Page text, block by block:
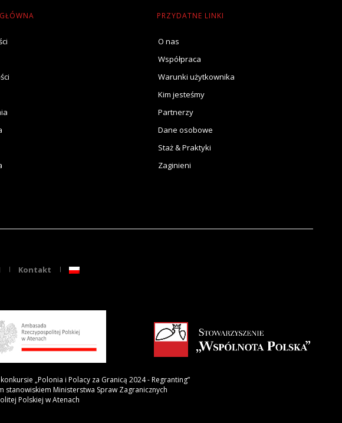
PRZYDATNE LINKI
O nas
Współpraca
Warunki użytkownika
Kim jesteśmy
Partnerzy
Dane osobowe
Staż & Praktyki
Zaginieni
Kontakt
„Polonia i Polacy za Granicą 2024 - Regranting”
stanowiskiem Ministerstwa Spraw Zagranicznych
Polskiej w Atenach